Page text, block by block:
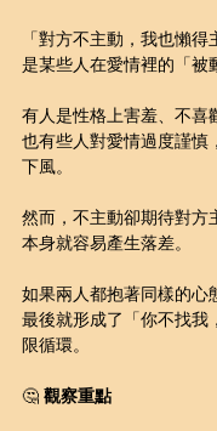
「對方不主動，我也懶得
是某些人在愛情裡的「被
有人是性格上害羞、不喜
也有些人對愛情過度謹慎
下風。
然而，不主動卻期待對方
本身就容易產生落差。
如果兩人都抱著同樣的心
最後就形成了「你不找我
限循環。
🤔 觀察重點